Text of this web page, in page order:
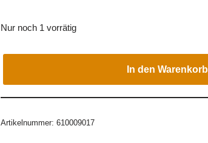
Nur noch 1 vorrätig
In den Warenkorb
Artikelnummer: 610009017